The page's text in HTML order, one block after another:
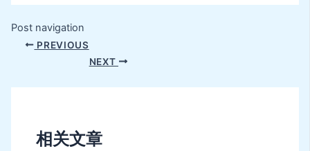
Post navigation
PREVIOUS
NEXT
相关文章